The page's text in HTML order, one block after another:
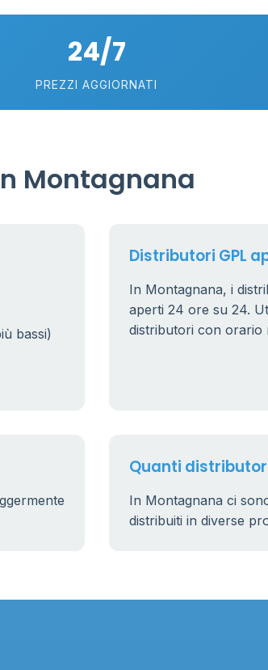
20
25
38
10
0.779 €
24/7
PREZZI AGGIORNATI
Montagnana
bassi)
Distributori GPL
In Montagnana, i
aperti 24 ore su 24.
distributori con orario
Quanti
In Montagnana ci
distribuiti in diverse